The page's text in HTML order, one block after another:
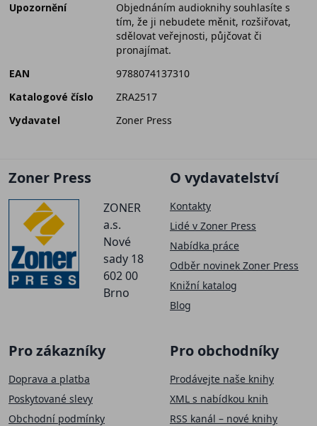
Upozornění
Objednáním audioknihy souhlasíte s
tím, že ji nebudete měnit, rozšiřovat,
sdělovat veřejnosti, půjčovat či
pronajímat.
EAN
9788074137310
Katalogové číslo
ZRA2517
Vydavatel
Zoner Press
Zoner Press
ZONER
a.s.
Nové
sady 18
602 00
Brno
O vydavatelství
Kontakty
Lidé v Zoner Press
Nabídka práce
Odběr novinek Zoner Press
Knižní katalog
Blog
Pro zákazníky
Doprava a platba
Poskytované slevy
Obchodní podmínky
Pro obchodníky
Prodávejte naše knihy
XML s nabídkou knih
RSS kanál – nové knihy